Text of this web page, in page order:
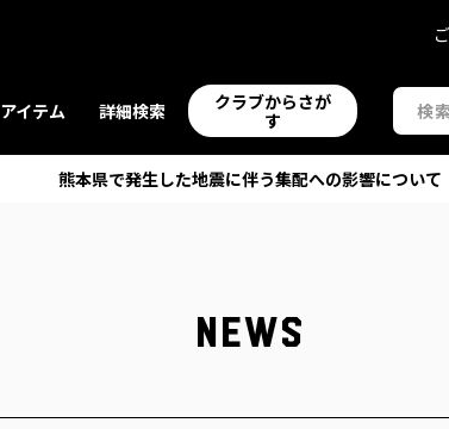
アイテム 詳細検索
クラブからさが
す
熊本県で発生した地震に伴う集配への影響について
NEWS